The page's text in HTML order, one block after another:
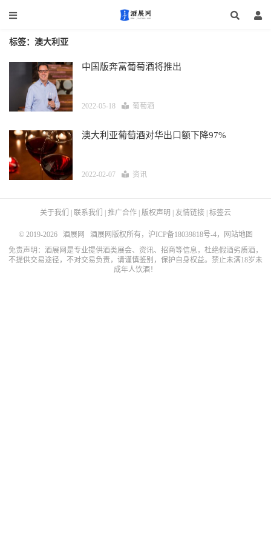
标签：澳大利亚
中国版奔富葡萄酒将推出
2022-05-18 葡萄酒
澳大利亚葡萄酒对华出口额下降97%
2022-02-07 资讯
关于我们 联系我们 推广合作 版权声明 友情链接 标签云
© 2019-2026 酒展网 酒展网版权所有， 沪ICP备18039818号-4，
网站地图
免责声明：酒展网是专业提供酒类展会、资讯、招商等信息，杜绝假酒劣质酒，
不提供交易途径，不对交易负责，请谨慎鉴别，保护自身权益。禁止未满18岁未
成年人饮酒！